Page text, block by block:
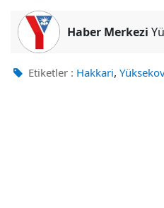
Haber Merkezi
Etiketler : Hakkari,